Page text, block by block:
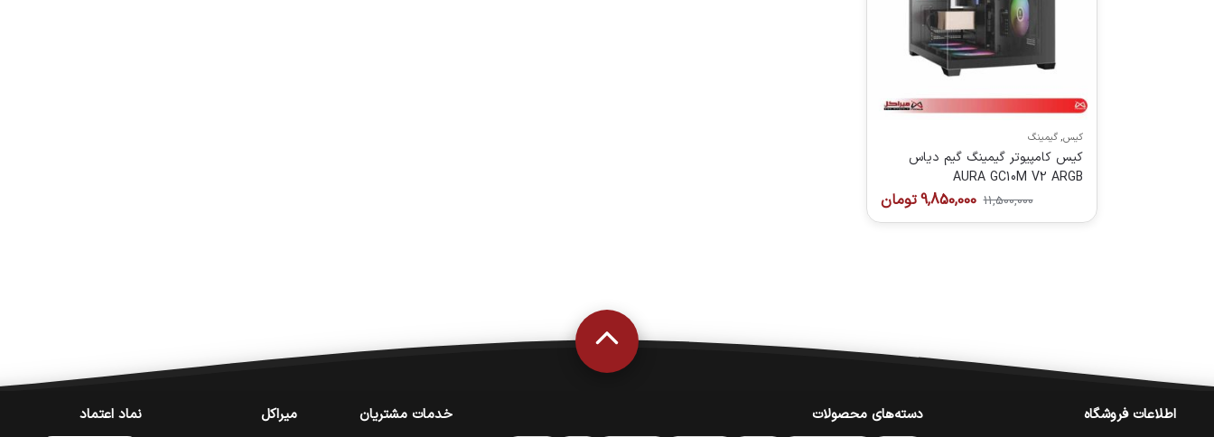
کیس,گیمینگ
کیس کامپیوتر گیمینگ گیم دیاس
AURA GC10M V2 ARGB
11,500,000
9,850,000تومان
اطلاعات فروشگاه
دسته‌های محصولات
خدمات مشتریان
میراکل
نماد اعتماد